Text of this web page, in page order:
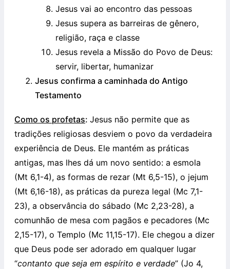
Jesus vai ao encontro das pessoas
Jesus supera as barreiras de gênero,
religião, raça e classe
Jesus revela a Missão do Povo de Deus:
servir, libertar, humanizar
Jesus confirma a caminhada do Antigo
Testamento
Como os profetas: Jesus não permite que as
tradições religiosas desviem o povo da verdadeira
experiência de Deus. Ele mantém as práticas
antigas, mas lhes dá um novo sentido: a esmola
(Mt 6,1-4), as formas de rezar (Mt 6,5-15), o jejum
(Mt 6,16-18), as práticas da pureza legal (Mc 7,1-
23), a observância do sábado (Mc 2,23-28), a
comunhão de mesa com pagãos e pecadores (Mc
2,15-17), o Templo (Mc 11,15-17). Ele chegou a dizer
que Deus pode ser adorado em qualquer lugar
“contanto que seja em espírito e verdade” (Jo 4,